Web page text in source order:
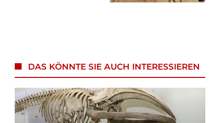
DAS KÖNNTE SIE AUCH INTERESSIEREN